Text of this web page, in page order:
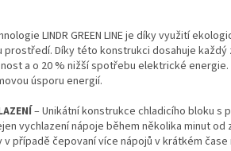
LINDR GREEN LINE je díky využití
prostředí. Díky této konstrukci dosahuje každý
a o 20 % nižší spotřebu elektrické
úsporu energií.
– Unikátní konstrukce chladicího bloku s
vychlazení nápoje během několika minut
případě čepovaní více nápojů v krátkém čase